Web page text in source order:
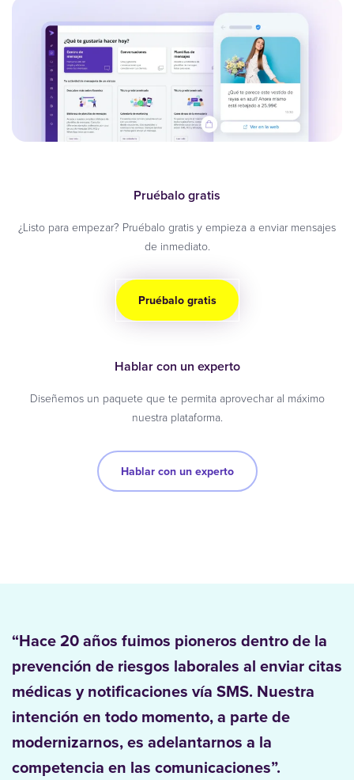
Pruébalo gratis
¿Listo para empezar? Pruébalo gratis y empieza a enviar mensajes
de inmediato.
Pruébalo gratis
Hablar con un experto
Diseñemos un paquete que te permita aprovechar al máximo
nuestra plataforma.
Hablar con un experto
“Hace 20 años fuimos pioneros dentro de la
prevención de riesgos laborales al enviar citas
médicas y notificaciones vía SMS. Nuestra
intención en todo momento, a parte de
modernizarnos, es adelantarnos a la
competencia en las comunicaciones”.